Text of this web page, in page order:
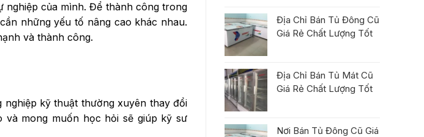
nghiệp của mình. Để thành công trong
những yếu tố nâng cao khác nhau.
và thành công.
kỹ thuật thường xuyên thay đổi
mong muốn học hỏi sẽ giúp kỹ sư
Địa Chỉ Bán Tủ Đông Cũ
Giá Rẻ Chất Lượng Tốt
Địa Chỉ Bán Tủ Mát Cũ
Giá Rẻ Chất Lượng Tốt
Nơi Bán Tủ Đông Cũ Giá